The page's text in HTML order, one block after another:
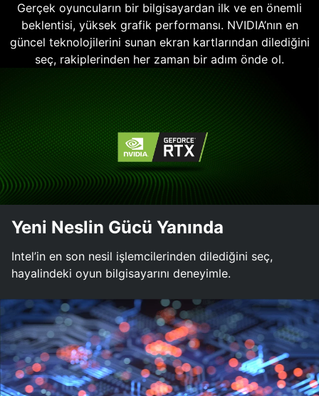
Gerçek oyuncuların bir bilgisayardan ilk ve en önemli
beklentisi, yüksek grafik performansı. NVIDIA’nın en
güncel teknolojilerini sunan ekran kartlarından dilediğini
seç, rakiplerinden her zaman bir adım önde ol.
Yeni Neslin Gücü Yanında
Intel’in en son nesil işlemcilerinden dilediğini seç,
hayalindeki oyun bilgisayarını deneyimle.